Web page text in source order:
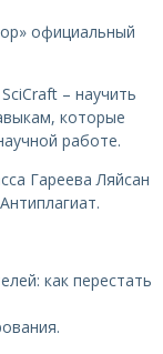
официальный
– научить
которые
работе.
Гареева Ляйсан
как перестать